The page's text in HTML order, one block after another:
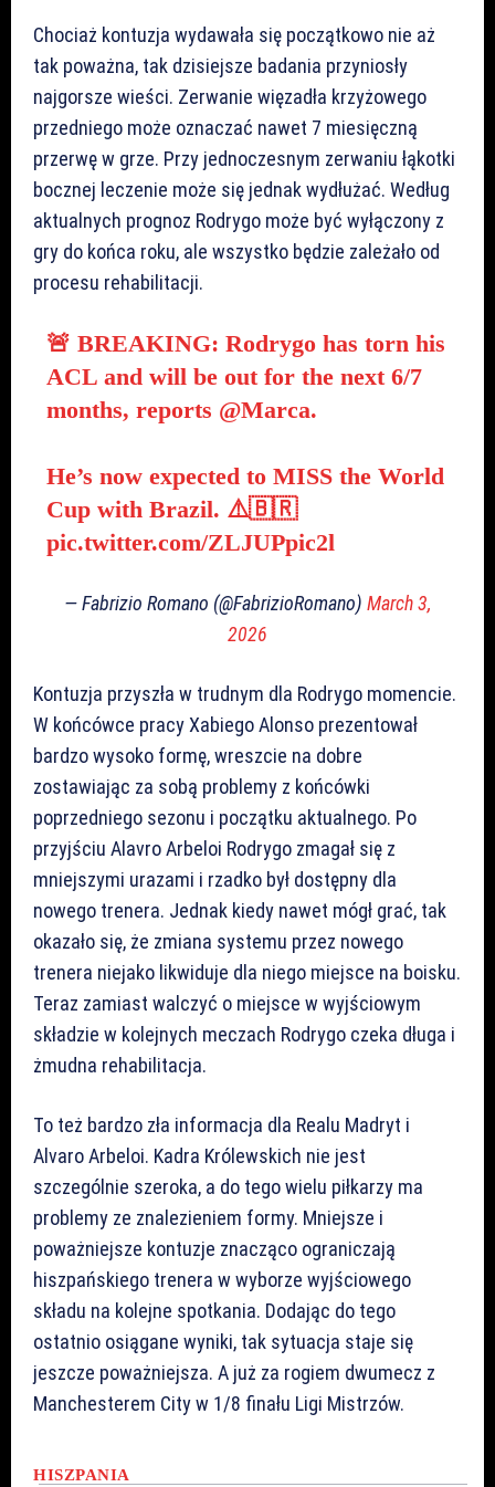
Chociaż kontuzja wydawała się początkowo nie aż
tak poważna, tak dzisiejsze badania przyniosły
najgorsze wieści. Zerwanie więzadła krzyżowego
przedniego może oznaczać nawet 7 miesięczną
przerwę w grze. Przy jednoczesnym zerwaniu łąkotki
bocznej leczenie może się jednak wydłużać. Według
aktualnych prognoz Rodrygo może być wyłączony z
gry do końca roku, ale wszystko będzie zależało od
procesu rehabilitacji.
🚨 BREAKING: Rodrygo has torn his
ACL and will be out for the next 6/7
months, reports @Marca.
He’s now expected to MISS the World
Cup with Brazil. ⚠️🇧🇷
pic.twitter.com/ZLJUPpic2l
— Fabrizio Romano (@FabrizioRomano) March 3,
2026
Kontuzja przyszła w trudnym dla Rodrygo momencie.
W końcówce pracy Xabiego Alonso prezentował
bardzo wysoko formę, wreszcie na dobre
zostawiając za sobą problemy z końcówki
poprzedniego sezonu i początku aktualnego. Po
przyjściu Alavro Arbeloi Rodrygo zmagał się z
mniejszymi urazami i rzadko był dostępny dla
nowego trenera. Jednak kiedy nawet mógł grać, tak
okazało się, że zmiana systemu przez nowego
trenera niejako likwiduje dla niego miejsce na boisku.
Teraz zamiast walczyć o miejsce w wyjściowym
składzie w kolejnych meczach Rodrygo czeka długa i
żmudna rehabilitacja.
To też bardzo zła informacja dla Realu Madryt i
Alvaro Arbeloi. Kadra Królewskich nie jest
szczególnie szeroka, a do tego wielu piłkarzy ma
problemy ze znalezieniem formy. Mniejsze i
poważniejsze kontuzje znacząco ograniczają
hiszpańskiego trenera w wyborze wyjściowego
składu na kolejne spotkania. Dodając do tego
ostatnio osiągane wyniki, tak sytuacja staje się
jeszcze poważniejsza. A już za rogiem dwumecz z
Manchesterem City w 1/8 finału Ligi Mistrzów.
HISZPANIA